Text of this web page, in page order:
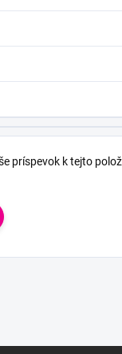
príspevok k tejto